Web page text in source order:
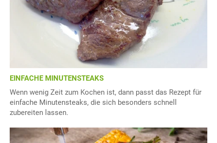
EINFACHE MINUTENSTEAKS
Wenn wenig Zeit zum Kochen ist, dann passt das Rezept für
einfache Minutensteaks, die sich besonders schnell
zubereiten lassen.